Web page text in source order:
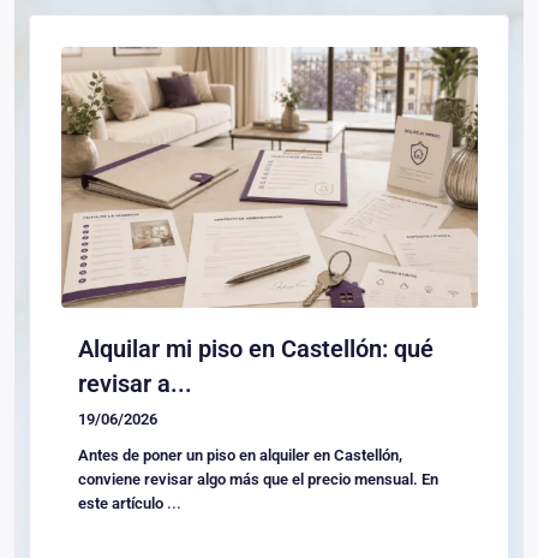
Alquilar mi piso en Castellón: qué
revisar a...
19/06/2026
Antes de poner un piso en alquiler en Castellón,
conviene revisar algo más que el precio mensual. En
este artículo ...